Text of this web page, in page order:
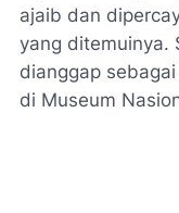
ajaib dan
yang ditemuinya.
dianggap
di Museum